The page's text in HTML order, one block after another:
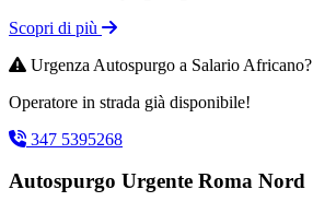
Scopri di più
Urgenza Autospurgo a Salario Africano?
Operatore in strada già disponibile!
347 5395268
Autospurgo Urgente Roma Nord